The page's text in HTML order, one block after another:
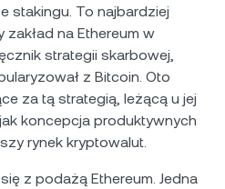
0,27%
0,06%
stakingu. To najbardziej
na Ethereum w
strategii skarbowej,
z Bitcoin. Oto
za tą strategią, leżącą u jej
koncepcja produktywnych
rynek kryptowalut.
z podażą Ethereum. Jedna